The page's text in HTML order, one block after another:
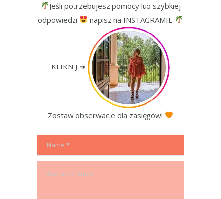
Jeśli potrzebujesz pomocy lub szybkiej
odpowiedzi
napisz na INSTAGRAMIE
KLIKNIJ ➜
Zostaw obserwacje dla zasięgów!